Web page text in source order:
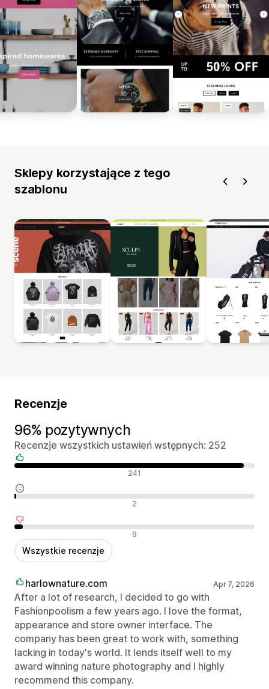
Sklepy korzystające z tego
szablonu
Recenzje
96% pozytywnych
Recenzje wszystkich ustawień wstępnych: 252
Pozytywne recenzje 241
Neutralne recenzje 2
Negatywne recenzje 9
Wszystkie recenzje
harlownature.com Apr 7, 2026
After a lot of research, I decided to go with
Fashionpoolism a few years ago. I love the format,
appearance and store owner interface. The
company has been great to work with, something
lacking in today's world. It lends itself well to my
award winning nature photography and I highly
recommend this company.